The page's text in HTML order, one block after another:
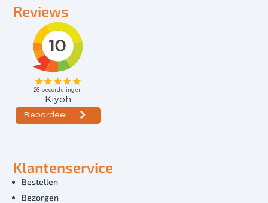
Reviews
Klantenservice
Bestellen
Bezorgen